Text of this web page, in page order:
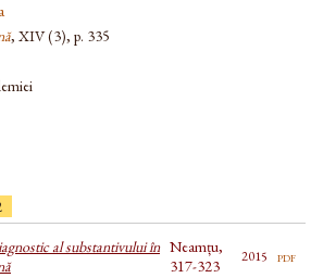
, XIV (3), p. 335
al substantivului în Neamțu,
317-323
2015 pdf